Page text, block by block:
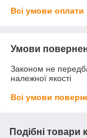
Всі умови оплати
Умови
Законом не
належної якості
Всі умови
Подібні товари